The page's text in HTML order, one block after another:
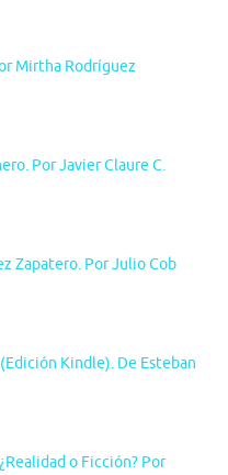
Mirtha Rodríguez
Por Javier Claure C.
Zapatero. Por Julio Cob
Kindle). De Esteban
o Ficción? Por